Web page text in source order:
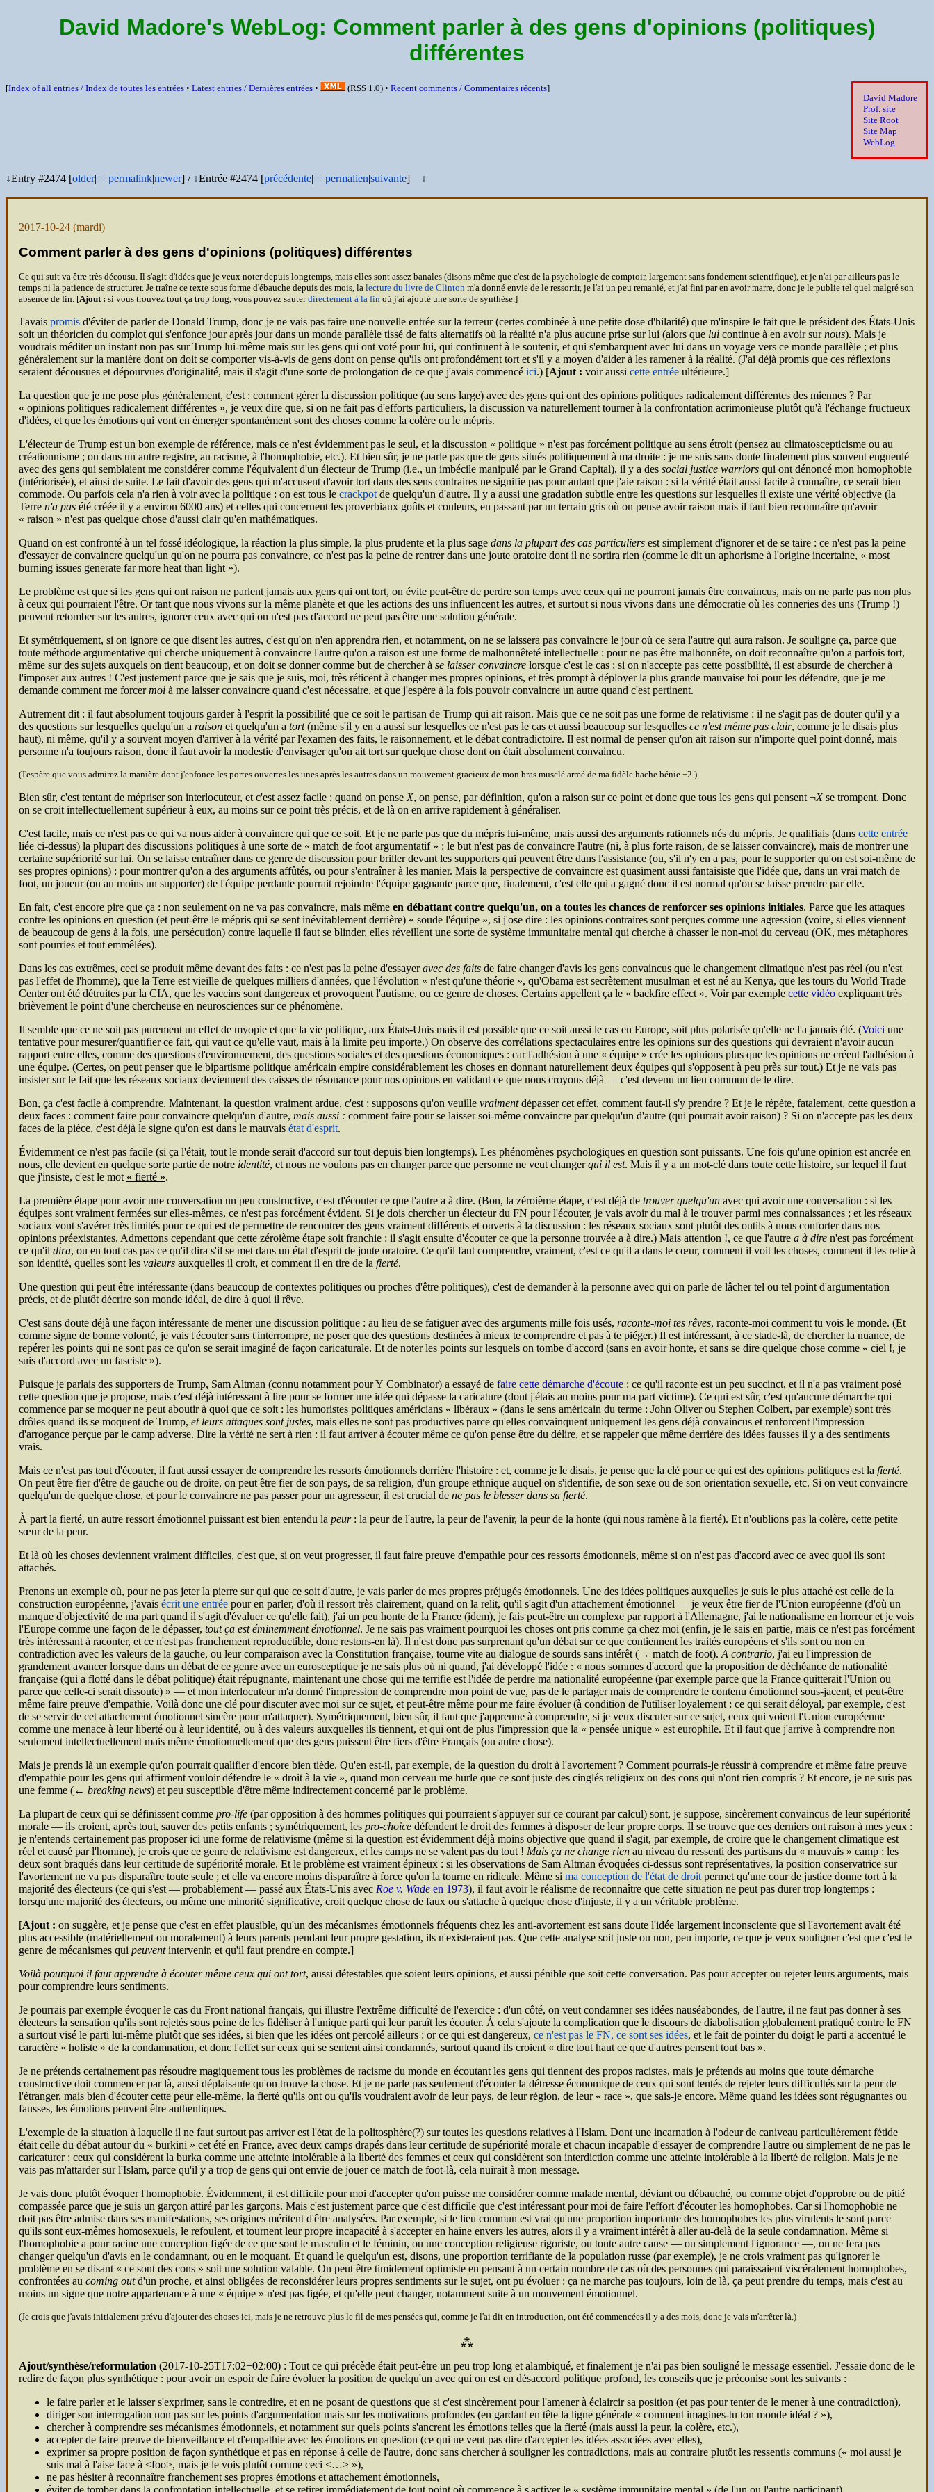
David Madore's WebLog: Comment parler à des gens d'opinions (politiques)
différentes
David Madore
Prof. site
Site Root
Site Map
WebLog
[Index of all entries / Index de toutes les entrées • Latest entries / Dernières entrées • (RSS 1.0) • Recent comments / Commentaires récents]
↓Entry #2474 [older| permalink|newer] / ↓Entrée #2474 [précédente| permalien|suivante] ↓
2017-10-24 (mardi)
Comment parler à des gens d'opinions (politiques) différentes
Ce qui suit va être très décousu. Il s'agit d'idées que je veux noter depuis longtemps, mais elles sont assez banales (disons même que c'est de la psychologie de comptoir, largement sans fondement scientifique), et je n'ai par ailleurs pas le
temps ni la patience de structurer. Je traîne ce texte sous forme d'ébauche depuis des mois, la lecture du livre de Clinton m'a donné envie de le ressortir, je l'ai un peu remanié, et j'ai fini par en avoir marre, donc je le publie tel quel malgré son
absence de fin. [Ajout : si vous trouvez tout ça trop long, vous pouvez sauterdirectement à la fin où j'ai ajouté une sorte de synthèse.]
J'avais promis d'éviter de parler de Donald Trump, donc je ne vais pas faire une nouvelle entrée sur la terreur (certes combinée à une petite dose d'hilarité) que m'inspire le fait que le président des États-Unis
soit un théoricien du complot qui s'enfonce jour après jour dans un monde parallèle tissé de faits alternatifs où la réalité n'a plus aucune prise sur lui (alors que lui continue à en avoir surnous). Mais je
voudrais méditer un instant non pas sur Trump lui-même mais sur les gens qui ont voté pour lui, qui continuent à le soutenir, et qui s'embarquent avec lui dans un voyage vers ce monde parallèle ; et plus
généralement sur la manière dont on doit se comporter vis-à-vis de gens dont on pense qu'ils ont profondément tort et s'il y a moyen d'aider à les ramener à la réalité. (J'ai déjà promis que ces réflexions
seraient décousues et dépourvues d'originalité, mais il s'agit d'une sorte de prolongation de ce que j'avais commencé ici.) [Ajout : voir aussi cette entrée ultérieure.]
La question que je me pose plus généralement, c'est : comment gérer la discussion politique (au sens large) avec des gens qui ont des opinions politiques radicalement différentes des miennes ? Par
opinions politiques radicalement différentes
, je veux dire que, si on ne fait pas d'efforts particuliers, la discussion va naturellement tourner à la confrontation acrimonieuse plutôt qu'à l'échange fructueux
d'idées, et que les émotions qui vont en émerger spontanément sont des choses comme la colère ou le mépris.
L'électeur de Trump est un bon exemple de référence, mais ce n'est évidemment pas le seul, et la discussion « politique » n'est pas forcément politique au sens étroit (pensez au climatoscepticisme ou au
créationnisme ; ou dans un autre registre, au racisme, à l'homophobie, etc.). Et bien sûr, je ne parle pas que de gens situés politiquement à ma droite : je me suis sans doute finalement plus souvent engueulé
avec des gens qui semblaient me considérer comme l'équivalent d'un électeur de Trump (i.e., un imbécile manipulé par le Grand Capital), il y a des social justice warriors qui ont dénoncé mon homophobie
(intériorisée), et ainsi de suite. Le fait d'avoir des gens qui m'accusent d'avoir tort dans des sens contraires ne signifie pas pour autant que j'aie raison : si la vérité était aussi facile à connaître, ce serait bien
commode. Ou parfois cela n'a rien à voir avec la politique : on est tous le crackpot de quelqu'un d'autre. Il y a aussi une gradation subtile entre les questions sur lesquelles il existe une vérité objective (la
Terre n'a pas été créée il y a environ 6000 ans) et celles qui concernent les proverbiaux goûts et couleurs, en passant par un terrain gris où on pense avoir raison mais il faut bien reconnaître qu'avoir
« raison » n'est pas quelque chose d'aussi clair qu'en mathématiques.
Quand on est confronté à un tel fossé idéologique, la réaction la plus simple, la plus prudente et la plus sage dans la plupart des cas particuliers est simplement d'ignorer et de se taire : ce n'est pas la peine
d'essayer de convaincre quelqu'un qu'on ne pourra pas convaincre, ce n'est pas la peine de rentrer dans une joute oratoire dont il ne sortira rien (comme le dit un aphorisme à l'origine incertaine,
most
burning issues generate far more heat than light
).
Le problème est que si les gens qui ont raison ne parlent jamais aux gens qui ont tort, on évite peut-être de perdre son temps avec ceux qui ne pourront jamais être convaincus, mais on ne parle pas non plus
à ceux qui pourraient l'être. Or tant que nous vivons sur la même planète et que les actions des uns influencent les autres, et surtout si nous vivons dans une démocratie où les conneries des uns (Trump !)
peuvent retomber sur les autres, ignorer ceux avec qui on n'est pas d'accord ne peut pas être une solution générale.
Et symétriquement, si on ignore ce que disent les autres, c'est qu'on n'en apprendra rien, et notamment, on ne se laissera pas convaincre le jour où ce sera l'autre qui aura raison. Je souligne ça, parce que
toute méthode argumentative qui cherche uniquement à convaincre l'autre qu'on a raison est une forme de malhonnêteté intellectuelle : pour ne pas être malhonnête, on doit reconnaître qu'on a parfois tort,
même sur des sujets auxquels on tient beaucoup, et on doit se donner comme but de chercher à se laisser convaincre lorsque c'est le cas ; si on n'accepte pas cette possibilité, il est absurde de chercher à
l'imposer aux autres ! C'est justement parce que je sais que je suis, moi, très réticent à changer mes propres opinions, et très prompt à déployer la plus grande mauvaise foi pour les défendre, que je me
demande comment me forcermoi à me laisser convaincre quand c'est nécessaire, et que j'espère à la fois pouvoir convaincre un autre quand c'est pertinent.
Autrement dit : il faut absolument toujours garder à l'esprit la possibilité que ce soit le partisan de Trump qui ait raison. Mais que ce ne soit pas une forme de relativisme : il ne s'agit pas de douter qu'il y a
des questions sur lesquelles quelqu'un a raison et quelqu'un a tort(même s'il y en a aussi sur lesquelles ce n'est pas le cas et aussi beaucoup sur lesquelles ce n'est même pas clair, comme je le disais plus
haut), ni même, qu'il y a souvent moyen d'arriver à la vérité par l'examen des faits, le raisonnement, et le débat contradictoire. Il est normal de penser qu'on ait raison sur n'importe quel point donné, mais
personne n'a toujours raison, donc il faut avoir la modestie d'envisager qu'on ait tort sur quelque chose dont on était absolument convaincu.
(J'espère que vous admirez la manière dont j'enfonce les portes ouvertes les unes après les autres dans un mouvement gracieux de mon bras musclé armé de ma fidèle hache bénie +2.)
Bien sûr, c'est tentant de mépriser son interlocuteur, et c'est assez facile : quand on pense X, on pense, par définition, qu'on a raison sur ce point et donc que tous les gens qui pensent ¬Xse trompent. Donc
on se croit intellectuellement supérieur à eux, au moins sur ce point très précis, et de là on en arrive rapidement à généraliser.
C'est facile, mais ce n'est pas ce qui va nous aider à convaincre qui que ce soit. Et je ne parle pas que du mépris lui-même, mais aussi des arguments rationnels nés du mépris. Je qualifiais (dans cette entrée
liée ci-dessus) la plupart des discussions politiques à une sorte de
match de foot argumentatif
: le but n'est pas de convaincre l'autre (ni, à plus forte raison, de se laisser convaincre), mais de montrer une
certaine supériorité sur lui. On se laisse entraîner dans ce genre de discussion pour briller devant les supporters qui peuvent être dans l'assistance (ou, s'il n'y en a pas, pour le supporter qu'on est soi-même de
ses propres opinions) : pour montrer qu'on a des arguments affûtés, ou pour s'entraîner à les manier. Mais la perspective de convaincre est quasiment aussi fantaisiste que l'idée que, dans un vrai match de
foot, un joueur (ou au moins un supporter) de l'équipe perdante pourrait rejoindre l'équipe gagnante parce que, finalement, c'est elle qui a gagné donc il est normal qu'on se laisse prendre par elle.
En fait, c'est encore pire que ça : non seulement on ne va pas convaincre, mais même en débattant contre quelqu'un, on a toutes les chances de renforcer ses opinions initiales. Parce que les attaques
contre les opinions en question (et peut-être le mépris qui se sent inévitablement derrière) « soude l'équipe », si j'ose dire : les opinions contraires sont perçues comme une agression (voire, si elles viennent
de beaucoup de gens à la fois, une persécution) contre laquelle il faut se blinder, elles réveillent une sorte de système immunitaire mental qui cherche à chasser le non-moi du cerveau (OK, mes métaphores
sont pourries et tout emmêlées).
Dans les cas extrêmes, ceci se produit même devant des faits : ce n'est pas la peine d'essayeravec des faits de faire changer d'avis les gens convaincus que le changement climatique n'est pas réel (ou n'est
pas l'effet de l'homme), que la Terre est vieille de quelques milliers d'années, que l'évolution « n'est qu'une théorie », qu'Obama est secrètement musulman et est né au Kenya, que les tours du World Trade
Center ont été détruites par la CIA, que les vaccins sont dangereux et provoquent l'autisme, ou ce genre de choses. Certains appellent ça le backfire effect . Voir par exemple cette vidéo expliquant très
brièvement le point d'une chercheuse en neurosciences sur ce phénomène.
Il semble que ce ne soit pas purement un effet de myopie et que la vie politique, aux États-Unis mais il est possible que ce soit aussi le cas en Europe, soit plus polarisée qu'elle ne l'a jamais été. (Voici une
tentative pour mesurer/quantifier ce fait, qui vaut ce qu'elle vaut, mais à la limite peu importe.) On observe des corrélations spectaculaires entre les opinions sur des questions qui devraient n'avoir aucun
rapport entre elles, comme des questions d'environnement, des questions sociales et des questions économiques : car l'adhésion à une « équipe » crée les opinions plus que les opinions ne créent l'adhésion à
une équipe. (Certes, on peut penser que le bipartisme politique américain empire considérablement les choses en donnant naturellement deux équipes qui s'opposent à peu près sur tout.) Et je ne vais pas
insister sur le fait que les réseaux sociaux deviennent des caisses de résonance pour nos opinions en validant ce que nous croyons déjà — c'est devenu un lieu commun de le dire.
Bon, ça c'est facile à comprendre. Maintenant, la question vraiment ardue, c'est : supposons qu'on veuille vraimentdépasser cet effet, comment faut-il s'y prendre ? Et je le répète, fatalement, cette question a
deux faces : comment faire pour convaincre quelqu'un d'autre, mais aussi : comment faire pour se laisser soi-même convaincre par quelqu'un d'autre (qui pourrait avoir raison) ? Si on n'accepte pas les deux
faces de la pièce, c'est déjà le signe qu'on est dans le mauvais état d'esprit.
Évidemment ce n'est pas facile (si ça l'était, tout le monde serait d'accord sur tout depuis bien longtemps). Les phénomènes psychologiques en question sont puissants. Une fois qu'une opinion est ancrée en
nous, elle devient en quelque sorte partie de notre identité, et nous ne voulons pas en changer parce que personne ne veut changerqui il est. Mais il y a un mot-clé dans toute cette histoire, sur lequel il faut
que j'insiste, c'est le mot
fierté
.
La première étape pour avoir une conversation un peu constructive, c'est d'écouter ce que l'autre a à dire. (Bon, la zéroième étape, c'est déjà de trouver quelqu'un avec qui avoir une conversation : si les
équipes sont vraiment fermées sur elles-mêmes, ce n'est pas forcément évident. Si je dois chercher un électeur du FN pour l'écouter, je vais avoir du mal à le trouver parmi mes connaissances ; et les réseaux
sociaux vont s'avérer très limités pour ce qui est de permettre de rencontrer des gens vraiment différents et ouverts à la discussion : les réseaux sociaux sont plutôt des outils à nous conforter dans nos
opinions préexistantes. Admettons cependant que cette zéroième étape soit franchie : il s'agit ensuite d'écouter ce que la personne trouvée a à dire.) Mais attention !, ce que l'autre a à dire n'est pas forcément
ce qu'il dira, ou en tout cas pas ce qu'il dira s'il se met dans un état d'esprit de joute oratoire. Ce qu'il faut comprendre, vraiment, c'est ce qu'il a dans le cœur, comment il voit les choses, comment il les relie à
son identité, quelles sont les valeurs auxquelles il croit, et comment il en tire de la fierté.
Une question qui peut être intéressante (dans beaucoup de contextes politiques ou proches d'être politiques), c'est de demander à la personne avec qui on parle de lâcher tel ou tel point d'argumentation
précis, et de plutôt décrire son monde idéal, de dire à quoi il rêve.
C'est sans doute déjà une façon intéressante de mener une discussion politique : au lieu de se fatiguer avec des arguments mille fois usés, raconte-moi tes rêves, raconte-moi comment tu vois le monde. (Et
comme signe de bonne volonté, je vais t'écouter sans t'interrompre, ne poser que des questions destinées à mieux te comprendre et pas à te piéger.) Il est intéressant, à ce stade-là, de chercher la nuance, de
repérer les points qui ne sont pas ce qu'on se serait imaginé de façon caricaturale. Et de noter les points sur lesquels on tombe d'accord (sans en avoir honte, et sans se dire quelque chose comme
ciel !, je
suis d'accord avec un fasciste
).
Puisque je parlais des supporters de Trump, Sam Altman (connu notamment pour Y Combinator) a essayé de faire cette démarche d'écoute : ce qu'il raconte est un peu succinct, et il n'a pas vraiment posé
cette question que je propose, mais c'est déjà intéressant à lire pour se former une idée qui dépasse la caricature (dont j'étais au moins pour ma part victime). Ce qui est sûr, c'est qu'aucune démarche qui
commence par se moquer ne peut aboutir à quoi que ce soit : les humoristes politiques américians « libéraux » (dans le sens américain du terme : John Oliver ou Stephen Colbert, par exemple) sont très
drôles quand ils se moquent de Trump, et leurs attaques sont justes, mais elles ne sont pas productives parce qu'elles convainquent uniquement les gens déjà convaincus et renforcent l'impression
d'arrogance perçue par le camp adverse. Dire la vérité ne sert à rien : il faut arriver à écouter même ce qu'on pense être du délire, et se rappeler que même derrière des idées fausses il y a des sentiments
vrais.
Mais ce n'est pas tout d'écouter, il faut aussi essayer de comprendre les ressorts émotionnels derrière l'histoire : et, comme je le disais, je pense que la clé pour ce qui est des opinions politiques est la fierté.
On peut être fier d'être de gauche ou de droite, on peut être fier de son pays, de sa religion, d'un groupe ethnique auquel on s'identifie, de son sexe ou de son orientation sexuelle, etc. Si on veut convaincre
quelqu'un de quelque chose, et pour le convaincre ne pas passer pour un agresseur, il est crucial de ne pas le blesser dans sa fierté.
À part la fierté, un autre ressort émotionnel puissant est bien entendu la peur: la peur de l'autre, la peur de l'avenir, la peur de la honte (qui nous ramène à la fierté). Et n'oublions pas la colère, cette petite
sœur de la peur.
Et là où les choses deviennent vraiment difficiles, c'est que, si on veut progresser, il faut faire preuve d'empathie pour ces ressorts émotionnels, même si on n'est pas d'accord avec ce avec quoi ils sont
attachés.
Prenons un exemple où, pour ne pas jeter la pierre sur qui que ce soit d'autre, je vais parler de mes propres préjugés émotionnels. Une des idées politiques auxquelles je suis le plus attaché est celle de la
construction européenne, j'avais écrit une entrée pour en parler, d'où il ressort très clairement, quand on la relit, qu'il s'agit d'un attachement émotionnel — je veux être fier de l'Union européenne (d'où un
manque d'objectivité de ma part quand il s'agit d'évaluer ce qu'elle fait), j'ai un peu honte de la France (idem), je fais peut-être un complexe par rapport à l'Allemagne, j'ai le nationalisme en horreur et je vois
l'Europe comme une façon de le dépasser, tout ça est éminemment émotionnel. Je ne sais pas vraiment pourquoi les choses ont pris comme ça chez moi (enfin, je le sais en partie, mais ce n'est pas forcément
très intéressant à raconter, et ce n'est pas franchement reproductible, donc restons-en là). Il n'est donc pas surprenant qu'un débat sur ce que contiennent les traités européens et s'ils sont ou non en
contradiction avec les valeurs de la gauche, ou leur comparaison avec la Constitution française, tourne vite au dialogue de sourds sans intérêt (→ match de foot). A contrario, j'ai eu l'impression de
grandement avancer lorsque dans un débat de ce genre avec un eurosceptique je ne sais plus où ni quand, j'ai développé l'idée :
nous sommes d'accord que la proposition de déchéance de nationalité
française (qui a flotté dans le débat politique) était répugnante, maintenant une chose qui me terrifie est l'idée de perdre ma nationalité européenne (par exemple parce que la France quitterait l'Union ou
parce que celle-ci serait dissoute)
— et mon interlocuteur m'a donné l'impression de comprendre mon point de vue, pas de le partager mais de comprendre le contenu émotionnel sous-jacent, et peut-être
même faire preuve d'empathie. Voilà donc une clé pour discuter avec moi sur ce sujet, et peut-être même pour me faire évoluer (à condition de l'utiliser loyalement : ce qui serait déloyal, par exemple, c'est
de se servir de cet attachement émotionnel sincère pour m'attaquer). Symétriquement, bien sûr, il faut que j'apprenne à comprendre, si je veux discuter sur ce sujet, ceux qui voient l'Union européenne
comme une menace à leur liberté ou à leur identité, ou à des valeurs auxquelles ils tiennent, et qui ont de plus l'impression que la « pensée unique » est europhile. Et il faut que j'arrive à comprendre non
seulement intellectuellement mais même émotionnellement que des gens puissent être fiers d'être Français (ou autre chose).
Mais je prends là un exemple qu'on pourrait qualifier d'encore bien tiède. Qu'en est-il, par exemple, de la question du droit à l'avortement ? Comment pourrais-je réussir à comprendre et même faire preuve
d'empathie pour les gens qui affirment vouloir défendre le « droit à la vie », quand mon cerveau me hurle que ce sont juste des cinglés religieux ou des cons qui n'ont rien compris ? Et encore, je ne suis pas
une femme (← breaking news) et peu susceptible d'être même indirectement concerné par le problème.
La plupart de ceux qui se définissent comme pro-life (par opposition à des hommes politiques qui pourraient s'appuyer sur ce courant par calcul) sont, je suppose, sincèrement convaincus de leur supériorité
morale — ils croient, après tout, sauver des petits enfants ; symétriquement, les pro-choice défendent le droit des femmes à disposer de leur propre corps. Il se trouve que ces derniers ont raison à mes yeux :
je n'entends certainement pas proposer ici une forme de relativisme (même si la question est évidemment déjà moins objective que quand il s'agit, par exemple, de croire que le changement climatique est
réel et causé par l'homme), je crois que ce genre de relativisme est dangereux, et les camps ne se valent pas du tout ! Mais ça ne change rien au niveau du ressenti des partisans du « mauvais » camp : les
deux sont braqués dans leur certitude de supériorité morale. Et le problème est vraiment épineux : si les observations de Sam Altman évoquées ci-dessus sont représentatives, la position conservatrice sur
l'avortement ne va pas disparaître toute seule ; et elle va encore moins disparaître à force qu'on la tourne en ridicule. Même si ma conception de l'état de droit permet qu'une cour de justice donne tort à la
majorité des électeurs (ce qui s'est — probablement — passé aux États-Unis avec Roe v. Wade en 1973), il faut avoir le réalisme de reconnaître que cette situation ne peut pas durer trop longtemps :
lorsqu'une majorité des électeurs, ou même une minorité significative, croit quelque chose de faux ou s'attache à quelque chose d'injuste, il y a un véritable problème.
[Ajout : on suggère, et je pense que c'est en effet plausible, qu'un des mécanismes émotionnels fréquents chez les anti-avortement est sans doute l'idée largement inconsciente que si l'avortement avait été
plus accessible (matériellement ou moralement) à leurs parents pendant leur propre gestation, ils n'existeraient pas. Que cette analyse soit juste ou non, peu importe, ce que je veux souligner c'est que c'est le
genre de mécanismes qui peuventintervenir, et qu'il faut prendre en compte.]
Voilà pourquoi il faut apprendre à écouter même ceux qui ont tort, aussi détestables que soient leurs opinions, et aussi pénible que soit cette conversation. Pas pour accepter ou rejeter leurs arguments, mais
pour comprendre leurs sentiments.
Je pourrais par exemple évoquer le cas du Front national français, qui illustre l'extrême difficulté de l'exercice : d'un côté, on veut condamner ses idées nauséabondes, de l'autre, il ne faut pas donner à ses
électeurs la sensation qu'ils sont rejetés sous peine de les fidéliser à l'unique parti qui leur paraît les écouter. À cela s'ajoute la complication que le discours de diabolisation globalement pratiqué contre le FN
a surtout visé le parti lui-même plutôt que ses idées, si bien que les idées ont percolé ailleurs : or ce qui est dangereux, ce n'est pas le FN, ce sont ses idées, et le fait de pointer du doigt le parti a accentué le
caractère « holiste » de la condamnation, et donc l'effet sur ceux qui se sentent ainsi condamnés, surtout quand ils croient « dire tout haut ce que d'autres pensent tout bas ».
Je ne prétends certainement pas résoudre magiquement tous les problèmes de racisme du monde en écoutant les gens qui tiennent des propos racistes, mais je prétends au moins que toute démarche
constructive doit commencer par là, aussi déplaisante qu'on trouve la chose. Et je ne parle pas seulement d'écouter la détresse économique de ceux qui sont tentés de rejeter leurs difficultés sur la peur de
l'étranger, mais bien d'écouter cette peur elle-même, la fierté qu'ils ont ou qu'ils voudraient avoir de leur pays, de leur région, de leur « race », que sais-je encore. Même quand les idées sont régugnantes ou
fausses, les émotions peuvent être authentiques.
L'exemple de la situation à laquelle il ne faut surtout pas arriver est l'état de la politosphère(?) sur toutes les questions relatives à l'Islam. Dont une incarnation à l'odeur de caniveau particulièrement fétide
était celle du débat autour du « burkini » cet été en France, avec deux camps drapés dans leur certitude de supériorité morale et chacun incapable d'essayer de comprendre l'autre ou simplement de ne pas le
caricaturer : ceux qui considèrent la burka comme une atteinte intolérable à la liberté des femmes et ceux qui considèrent son interdiction comme une atteinte intolérable à la liberté de religion. Mais je ne
vais pas m'attarder sur l'Islam, parce qu'il y a trop de gens qui ont envie de jouer ce match de foot-là, cela nuirait à mon message.
Je vais donc plutôt évoquer l'homophobie. Évidemment, il est difficile pour moi d'accepter qu'on puisse me considérer comme malade mental, déviant ou débauché, ou comme objet d'opprobre ou de pitié
compassée parce que je suis un garçon attiré par les garçons. Mais c'est justement parce que c'est difficile que c'est intéressant pour moi de faire l'effort d'écouter les homophobes. Car si l'homophobie ne
doit pas être admise dans ses manifestations, ses origines méritent d'être analysées. Par exemple, si le lieu commun est vrai qu'une proportion importante des homophobes les plus virulents le sont parce
qu'ils sont eux-mêmes homosexuels, le refoulent, et tournent leur propre incapacité à s'accepter en haine envers les autres, alors il y a vraiment intérêt à aller au-delà de la seule condamnation. Même si
l'homophobie a pour racine une conception figée de ce que sont le masculin et le féminin, ou une conception religieuse rigoriste, ou toute autre cause — ou simplement l'ignorance —, on ne fera pas
changer quelqu'un d'avis en le condamnant, ou en le moquant. Et quand le quelqu'un est, disons, une proportion terrifiante de la population russe (par exemple), je ne crois vraiment pas qu'ignorer le
problème en se disant « ce sont des cons » soit une solution valable. On peut être timidement optimiste en pensant à un certain nombre de cas où des personnes qui paraissaient viscéralement homophobes,
confrontées au coming outd'un proche, et ainsi obligées de reconsidérer leurs propres sentiments sur le sujet, ont pu évoluer : ça ne marche pas toujours, loin de là, ça peut prendre du temps, mais c'est au
moins un signe que notre appartenance à une « équipe » n'est pas figée, et qu'elle peut changer, notamment suite à un mouvement émotionnel.
(Je crois que j'avais initialement prévu d'ajouter des choses ici, mais je ne retrouve plus le fil de mes pensées qui, comme je l'ai dit en introduction, ont été commencées il y a des mois, donc je vais m'arrêter là.)
⁂
Ajout/synthèse/reformulation (2017-10-25T17:02+02:00) : Tout ce qui précède était peut-être un peu trop long et alambiqué, et finalement je n'ai pas bien souligné le message essentiel. J'essaie donc de le
redire de façon plus synthétique : pour avoir un espoir de faire évoluer la position de quelqu'un avec qui on est en désaccord politique profond, les conseils que je préconise sont les suivants :
le faire parler et le laisser s'exprimer, sans le contredire, et en ne posant de questions que si c'est sincèrement pour l'amener à éclaircir sa position (et pas pour tenter de le mener à une contradiction),
diriger son interrogation non pas sur les points d'argumentation mais sur les motivations profondes (en gardant en tête la ligne générale
comment imagines-tu ton monde idéal ?
),
chercher à comprendre ses mécanismes émotionnels, et notamment sur quels points s'ancrent les émotions telles que la fierté (mais aussi la peur, la colère, etc.),
accepter de faire preuve de bienveillance et d'empathie avec les émotions en question (ce qui ne veut pas dire d'accepter les idées associées avec elles),
exprimer sa propre position de façon synthétique et pas en réponse à celle de l'autre, donc sans chercher à souligner les contradictions, mais au contraire plutôt les ressentis communs (
moi aussi je
suis mal à l'aise face à <foo>, mais je le vois plutôt comme ceci <…>
),
ne pas hésiter à reconnaître franchement ses propres émotions et attachement émotionnels,
éviter de tomber dans la confrontation intellectuelle, et se retirer immédiatement de tout point où commence à s'activer le « système immunitaire mental » (de l'un ou l'autre participant),